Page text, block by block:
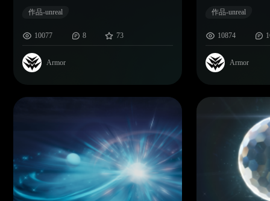
作品-unreal
10077 8 73
Armor
作品-unreal
10874
Armor